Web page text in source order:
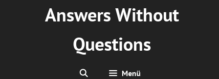
Answers Without
Questions
Menü